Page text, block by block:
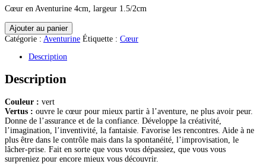
Cœur en Aventurine 4cm, largeur 1.5/2cm
quantité
de
Aventurine
cœur
Ajouter au panier
Catégorie : Aventurine Étiquette : Cœur
Description
Description
Couleur : vert
Vertus : ouvre le cœur pour mieux partir à l’aventure, ne plus avoir peur.
Donne de l’assurance et de la confiance. Développe la créativité,
l’imagination, l’inventivité, la fantaisie. Favorise les rencontres. Aide à ne
plus être dans le contrôle mais dans la spontanéité, l’improvisation, le
lâcher-prise. Fait en sorte que vous vous dépassiez, que vous vous
surpreniez pour encore mieux vous découvrir.